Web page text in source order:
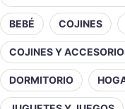
BEBÉ COJINES
COJINES Y
DORMITORIO